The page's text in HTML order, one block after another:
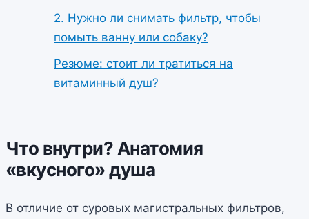
2. Нужно ли снимать фильтр, чтобы
помыть ванну или собаку?
Резюме: стоит ли тратиться на
витаминный душ?
Что внутри? Анатомия
«вкусного» душа
В отличие от суровых магистральных фильтров,